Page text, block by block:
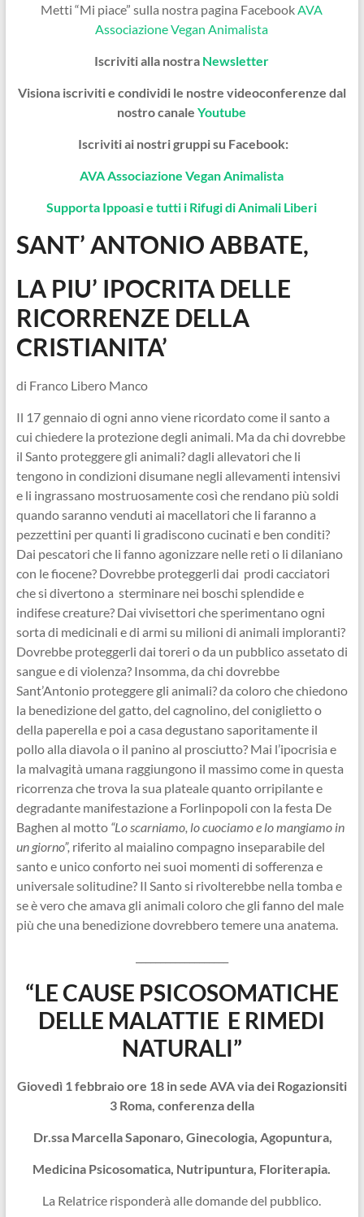
Metti “Mi piace” sulla nostra pagina Facebook AVA
Associazione Vegan Animalista
Iscriviti alla nostra Newsletter
Visiona iscriviti e condividi le nostre videoconferenze dal
nostro canaleYoutube
Iscriviti ai nostri gruppi su Facebook:
AVA Associazione Vegan Animalista
Supporta Ippoasi e tutti i Rifugi di Animali Liberi
SANT’ ANTONIO ABBATE,
LA PIU’ IPOCRITA DELLE
RICORRENZE DELLA
CRISTIANITA’
di Franco Libero Manco
Il 17 gennaio di ogni anno viene ricordato come il santo a
cui chiedere la protezione degli animali. Ma da chi dovrebbe
il Santo proteggere gli animali? dagli allevatori che li
tengono in condizioni disumane negli allevamenti intensivi
e li ingrassano mostruosamente così che rendano più soldi
quando saranno venduti ai macellatori che li faranno a
pezzettini per quanti li gradiscono cucinati e ben conditi?
Dai pescatori che li fanno agonizzare nelle reti o li dilaniano
con le fiocene? Dovrebbe proteggerli dai prodi cacciatori
che si divertono a sterminare nei boschi splendide e
indifese creature? Dai vivisettori che sperimentano ogni
sorta di medicinali e di armi su milioni di animali imploranti?
Dovrebbe proteggerli dai toreri o da un pubblico assetato di
sangue e di violenza? Insomma, da chi dovrebbe
Sant’Antonio proteggere gli animali? da coloro che chiedono
la benedizione del gatto, del cagnolino, del coniglietto o
della paperella e poi a casa degustano saporitamente il
pollo alla diavola o il panino al prosciutto? Mai l’ipocrisia e
la malvagità umana raggiungono il massimo come in questa
ricorrenza che trova la sua plateale quanto orripilante e
degradante manifestazione a Forlinpopoli con la festa De
Baghen al motto “Lo scarniamo, lo cuociamo e lo mangiamo in
un giorno”, riferito al maialino compagno inseparabile del
santo e unico conforto nei suoi momenti di sofferenza e
universale solitudine? Il Santo si rivolterebbe nella tomba e
se è vero che amava gli animali coloro che gli fanno del male
più che una benedizione dovrebbero temere una anatema.
“LE CAUSE PSICOSOMATICHE
DELLE MALATTIE E RIMEDI
NATURALI”
Giovedì 1 febbraio ore 18 in sede AVA via dei Rogazionsiti
3 Roma, conferenza della
Dr.ssa Marcella Saponaro, Ginecologia, Agopuntura,
Medicina Psicosomatica, Nutripuntura, Floriterapia.
La Relatrice risponderà alle domande del pubblico.